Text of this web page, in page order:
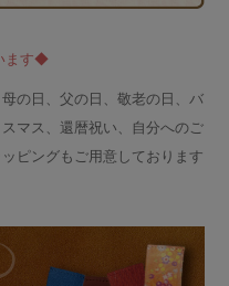
ます◆
の日、父の日、敬老の日、バ
マス、還暦祝い、自分へのご
ピングもご用意しております